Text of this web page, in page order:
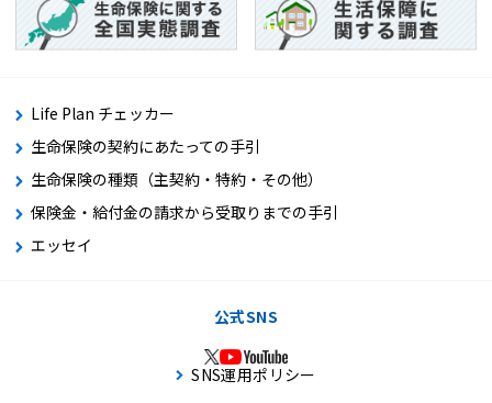
Life Plan チェッカー
生命保険の契約にあたっての手引
生命保険の種類（主契約・特約・その他）
保険金・給付金の請求から受取りまでの手引
エッセイ
公式SNS
SNS運用ポリシー